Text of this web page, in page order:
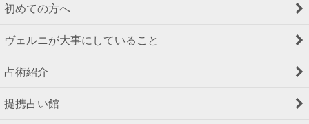
初めての方へ
ヴェルニが大事にしていること
占術紹介
提携占い館